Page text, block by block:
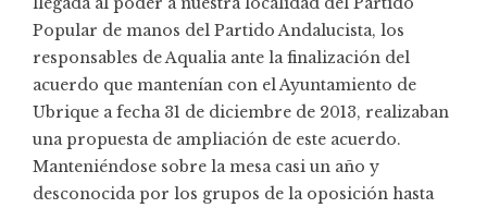
Popular de manos del Partido Andalucista, los
responsables de Aqualia ante la finalización del
acuerdo que mantenían con el Ayuntamiento de
Ubrique a fecha 31 de diciembre de 2013, realizaban
una propuesta de ampliación de este acuerdo.
Manteniéndose sobre la mesa casi un año y
desconocida por los grupos de la oposición hasta